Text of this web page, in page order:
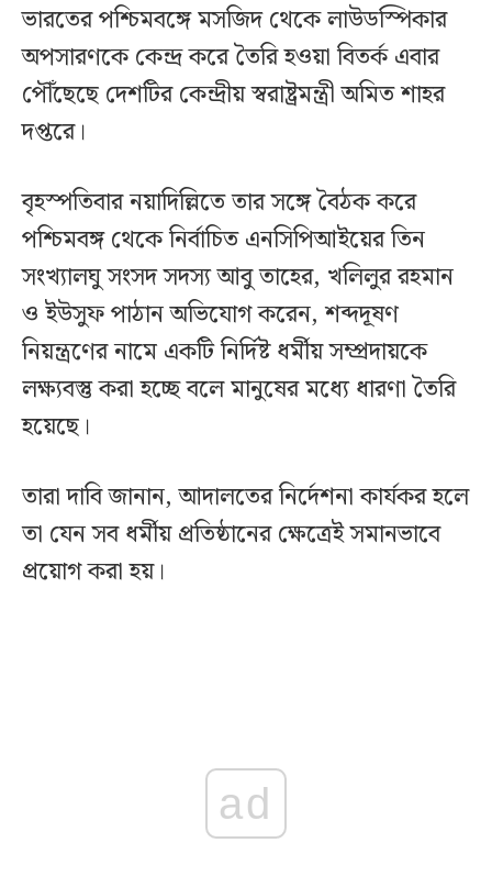
ভারতের পশ্চিমবঙ্গে মসজিদ থেকে লাউডস্পিকার
অপসারণকে কেন্দ্র করে তৈরি হওয়া বিতর্ক এবার
পৌঁছেছে দেশটির কেন্দ্রীয় স্বরাষ্ট্রমন্ত্রী অমিত শাহর
দপ্তরে।
বৃহস্পতিবার নয়াদিল্লিতে তার সঙ্গে বৈঠক করে
পশ্চিমবঙ্গ থেকে নির্বাচিত এনসিপিআইয়ের তিন
সংখ্যালঘু সংসদ সদস্য আবু তাহের, খলিলুর রহমান
ও ইউসুফ পাঠান অভিযোগ করেন, শব্দদূষণ
নিয়ন্ত্রণের নামে একটি নির্দিষ্ট ধর্মীয় সম্প্রদায়কে
লক্ষ্যবস্তু করা হচ্ছে বলে মানুষের মধ্যে ধারণা তৈরি
হয়েছে।
তারা দাবি জানান, আদালতের নির্দেশনা কার্যকর হলে
তা যেন সব ধর্মীয় প্রতিষ্ঠানের ক্ষেত্রেই সমানভাবে
প্রয়োগ করা হয়।
ad